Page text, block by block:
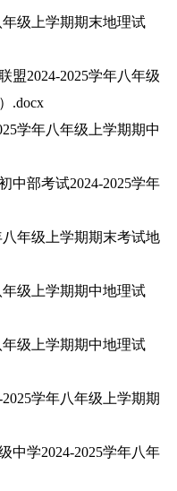
级上学期期末地理试
2024-2025学年八年级
.docx
学年八年级上学期期中
部考试2024-2025学年
年级上学期期末考试地
级上学期期中地理试
级上学期期中地理试
学年八年级上学期期
学2024-2025学年八年